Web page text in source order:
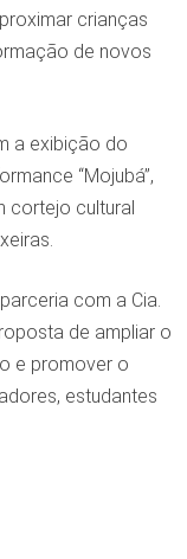
crianças
de novos
a exibição do
“Mojubá”,
cortejo cultural
com a Cia.
de ampliar o
e promover o
estudantes